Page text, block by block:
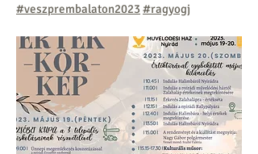
#veszprembalaton2023 #ragyogj